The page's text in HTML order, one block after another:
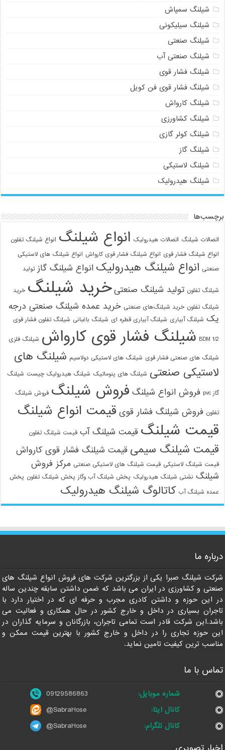
شیلنگ سمپاش
شیلنگ سیلیکونی
شیلنگ صنعتی
شیلنگ صنعتی آب
شیلنگ فشار قوی
شیلنگ فشار قوی فن کویل
شیلنگ کارواش
شیلنگ کشاورزی
شیلنگ کولر گازی
شیلنگ گاز
شیلنگ لاستیکی
شیلنگ هیدرولیک
برچسب‌ها
اتصالات شیلنگ اتصالات هیدرولیک انواع شیلنگ انواع شیلنگ تفلون
انواع شیلنگ فشار قوی انواع شیلنگ فشار قوی کارواش انواع شیلنگ های لاستیکی
صنعتی انواع شیلنگ هیدرولیک انواع شیلنگ گاز تولید
شیلنگ تفلون تولید شیلنگ صنعتی خرید شیلنگ خرید
شیلنگ تفلون خرید شیلنگ‌های صنعتی خرید عمده شیلنگ صنعتی درجه
یک شیلنگ آبیاری شیلنگ آبیاری قطره ای شیلنگ باغبانی شیلنگ تفلون فشار قوی
1/2 BDM شیلنگ فشار قوی کارواش شیلنگ فلزی
شیلنگ های صنعتی فشار قوی شیلنگ های لاستیکی دولاسیم شیلنگ های
لاستیکی صنعتی شیلنگ های پنوماتیک شیلنگ هیدرولیک چیست شیلنگ
گاز pvc فروش انواع شیلنگ فروش شیلنگ فروش شیلنگ
تفلون فروش شیلنگ فشار قوی قیمت انواع شیلنگ
قیمت شیلنگ قیمت شیلنگ آب قیمت شیلنگ تفلون
قیمت شیلنگ سیمی قیمت شیلنگ فشار قوی کارواش
قیمت شیلنگ لاستیکی قیمت شیلنگ های لاستیکی صنعتی مرکز فروش
شیلنگ نشتی شیلنگ هیدرولیک پخش شیلنگ آب وگاز پخش شیلنگ تفلون پخش
عمده شیلنگ آب کاتالوگ شیلنگ هیدرولیک
درباره ما
شرکت شیلنگ صبرا یکی از بزرگترین شرکت های فروش انواع شیلنگ های
صنعتی و کشاورزی در ایران می باشد که ضمن داشتن سابقه چندین ساله
در این حوزه و داشتن کادری مجرب و حرفه ای که در اختیار دارد با
تاجران بسیاری در داخل و خارج کشور در حال همکاری و فعالیت می
باشد.این شرکت قادر است تمامی تاجران، بازرگانان و سرمایه گذاران در
این حوزه تجاری را در داخل و خارج کشور با بهترین قیمت ممکن و
مناسب ترین کیفیت تامین نماید.
تماس با ما
شماره موبایل:
09129586863
کانال ایتا:
@SabraHose
کانال تلگرام:
@SabraHose